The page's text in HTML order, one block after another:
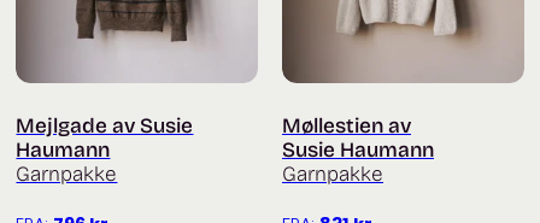
Mejlgade av Susie
Haumann
Garnpakke
Møllestien av
Susie Haumann
Garnpakke